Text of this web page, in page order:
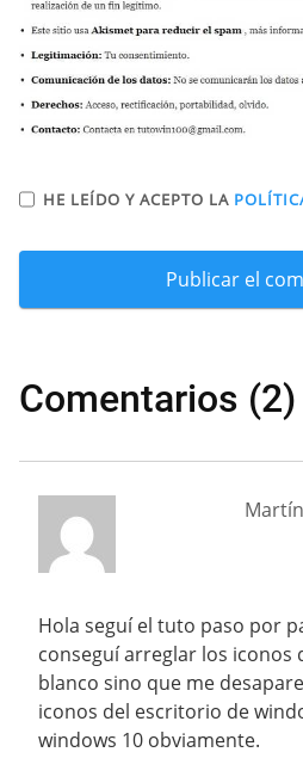
HE LEÍDO Y ACEPTO LA
Comentarios (2)
Martín
Hola seguí el tuto paso por
conseguí arreglar los iconos
blanco sino que me
iconos del escritorio de
windows 10 obviamente.